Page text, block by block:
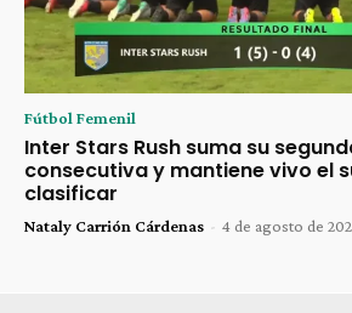
Fútbol Femenil
Inter Stars Rush suma su
consecutiva y mantiene vivo el
clasificar
Nataly Carrión Cárdenas - 4 de agosto de